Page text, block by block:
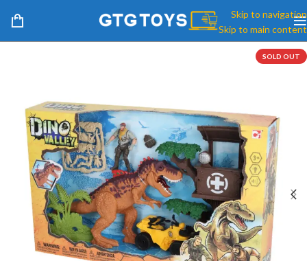
Skip to navigation
Skip to main content
SOLD OUT